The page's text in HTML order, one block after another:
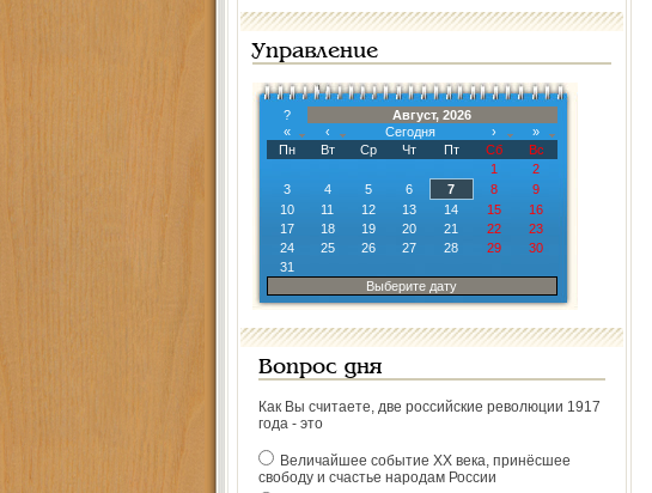
Управление
?
Август, 2026
«
‹ Сегодня ›
»
Пн
Вт Ср Чт Пт Сб
Вс
1
2
3
4 5 6 7 8
9
10
11 12 13 14 15
16
17
18 19 20 21 22
23
24
25 26 27 28 29
30
31
Выберите дату
Вопрос дня
Как Вы считаете, две российские революции 1917
года - это
Величайшее событие ХХ века, принёсшее
свободу и счастье народам России